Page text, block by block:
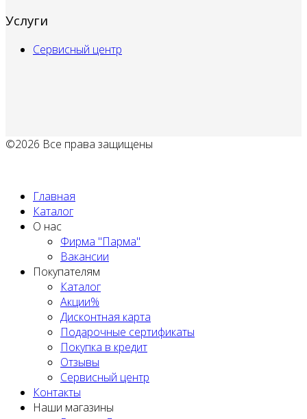
Услуги
Сервисный центр
©2026 Все права защищены
Главная
Каталог
О нас
Фирма "Парма"
Вакансии
Покупателям
Каталог
Акции%
Дисконтная карта
Подарочные сертификаты
Покупка в кредит
Отзывы
Сервисный центр
Контакты
Наши магазины